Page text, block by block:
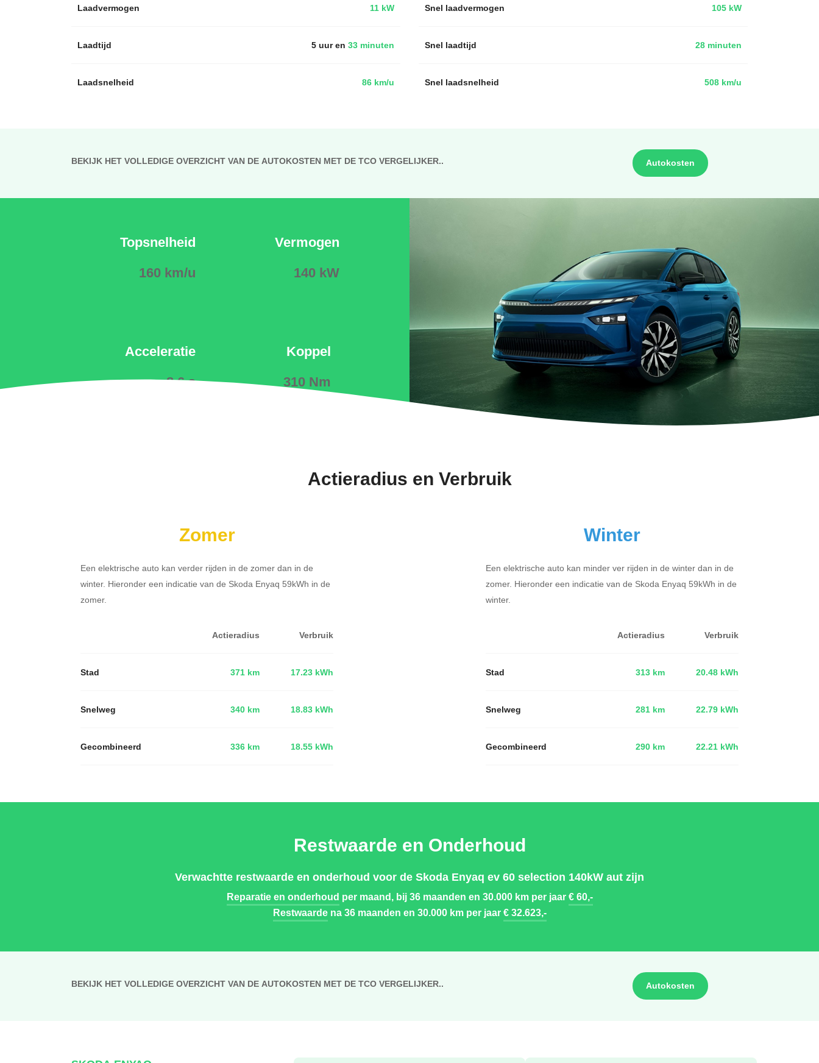
Laadvermogen 11 kW
Laadtijd 5 uur en 33 minuten
Laadsnelheid 86 km/u
Snel laadvermogen 105 kW
Snel laadtijd 28 minuten
Snel laadsnelheid 508 km/u
BEKIJK HET VOLLEDIGE OVERZICHT VAN DE AUTOKOSTEN MET DE TCO VERGELIJKER.. Autokosten
Topsnelheid
160 km/u
Acceleratie
8.6 s
Vermogen
140 kW
Koppel
310 Nm
Actieradius en Verbruik
Zomer
Een elektrische auto kan verder rijden in de zomer dan in de
winter. Hieronder een indicatie van de Skoda Enyaq 59kWh in de
zomer.
Actieradius Verbruik
Stad 371 km 17.23 kWh
Snelweg 340 km 18.83 kWh
Gecombineerd 336 km 18.55 kWh
Winter
Een elektrische auto kan minder ver rijden in de winter dan in de
zomer. Hieronder een indicatie van de Skoda Enyaq 59kWh in de
winter.
Actieradius Verbruik
Stad 313 km 20.48 kWh
Snelweg 281 km 22.79 kWh
Gecombineerd 290 km 22.21 kWh
Restwaarde en Onderhoud
Verwachtte restwaarde en onderhoud voor de Skoda Enyaq ev 60 selection 140kW aut zijn
Reparatie en onderhoud per maand, bij 36 maanden en 30.000 km per jaar€ 60,-
Restwaardena 36 maanden en 30.000 km per jaar€ 32.623,-
BEKIJK HET VOLLEDIGE OVERZICHT VAN DE AUTOKOSTEN MET DE TCO VERGELIJKER.. Autokosten